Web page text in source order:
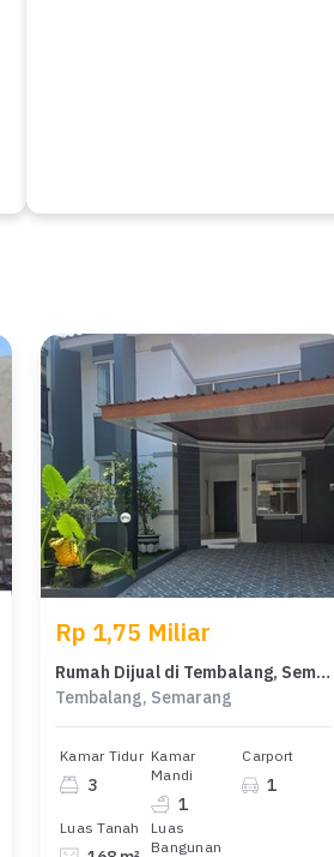
Rp 1,75 Miliar
Rumah Dijual di Tembalang, Semarang, LB 65m², Harga Kompetitif!
Tembalang, Semarang
Kamar Tidur
3
Kamar
Mandi
1
Carport
1
Luas Tanah
Luas
Bangunan